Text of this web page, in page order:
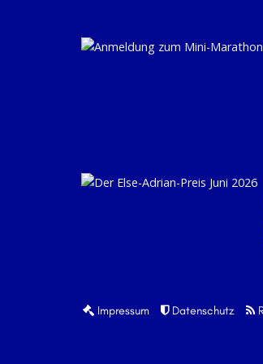
Impressum Datenschutz